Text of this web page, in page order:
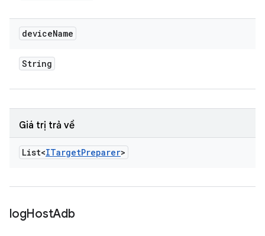
deviceName
String
Giá trị trả về
List<ITargetPreparer>
logHostAdb